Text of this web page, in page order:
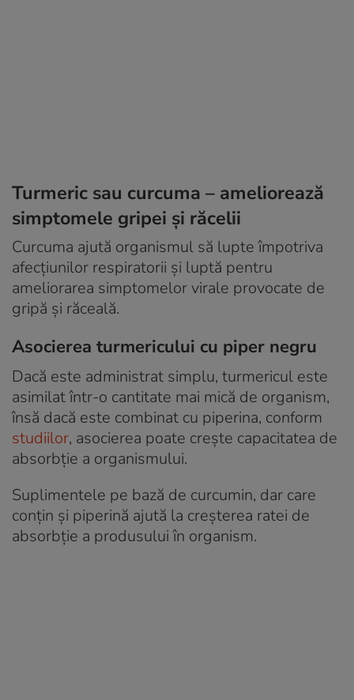
Turmeric sau curcuma – ameliorează
simptomele gripei și răcelii
Curcuma ajută organismul să lupte împotriva
afecțiunilor respiratorii și luptă pentru
ameliorarea simptomelor virale provocate de
gripă și răceală.
Asocierea turmericului cu piper negru
Dacă este administrat simplu, turmericul este
asimilat într-o cantitate mai mică de organism,
însă dacă este combinat cu piperina, conform
studiilor, asocierea poate crește capacitatea de
absorbție a organismului.
Suplimentele pe bază de curcumin, dar care
conțin și piperină ajută la creșterea ratei de
absorbție a produsului în organism.